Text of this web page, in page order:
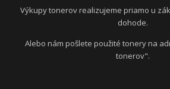
Výkupy tonerov realizujeme priamo u
dohode.
Alebo nám pošlete použité tonery na
tonerov".